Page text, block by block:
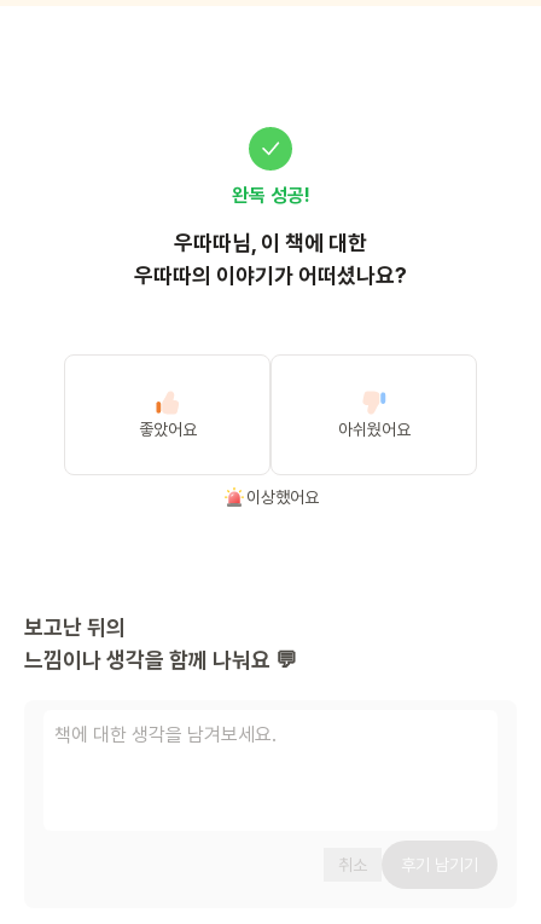
완독 성공!
우따따님, 이 책에 대한
우따따의 이야기가 어떠셨나요?
좋았어요 아쉬웠어요
이상했어요
보고난 뒤의
느낌이나 생각을 함께 나눠요 💬
취소 후기 남기기